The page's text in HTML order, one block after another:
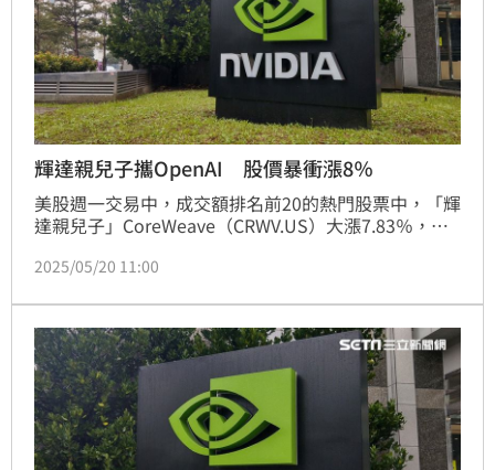
輝達親兒子攜OpenAI 股價暴衝漲8％
美股週一交易中，成交額排名前20的熱門股票中，「輝
達親兒子」CoreWeave（CRWV.US）大漲7.83％，股
期與OpenAI再度簽訂價值高達40億美元的長期雲計算
幅飆升。
2025/05/20 11:00